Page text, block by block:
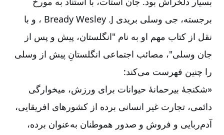
برجسته، جی وسلی بریدی J
.
Wesley
Bready ، و با
نقل از کتاب مهم او به نام "انگلستان، پیش و پس از
جان وسلی"، مصائب اجتماعی انگلستانِ پیش از وسلی
را چنین فهرست می‌‌کند:
«شکنجۀ بیرحمانۀ حیوانات برای ورزش، میخوارگی
دائمی، تجارت غیر انسانی برده از کشورهای افریقایی،
آدم‌‌ربایی و فروش و صدور هموطنان به‌‌عنوان برده،